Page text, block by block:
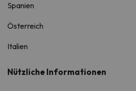
Spanien
Österreich
Italien
Nützliche Informationen